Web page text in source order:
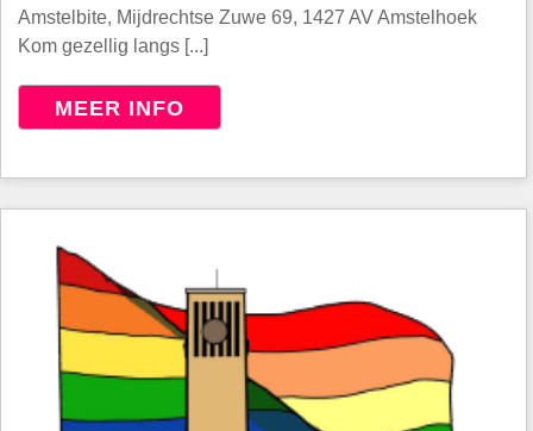
Amstelbite, Mijdrechtse Zuwe 69, 1427 AV Amstelhoek
Kom gezellig langs [...]
MEER INFO